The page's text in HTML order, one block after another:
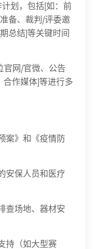
划，包括[如：前
备、裁判/评委邀
总结]等关键时间
官网/官微、公告
作媒体]等进行多
案》和《疫情防
安保人员和医疗
查场地、器材安
持（如大型赛